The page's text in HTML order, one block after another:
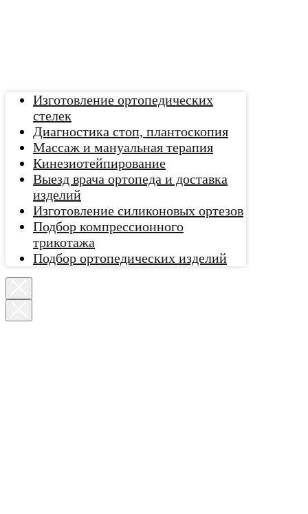
Изготовление ортопедических
стелек
Диагностика стоп, плантоскопия
Массаж и мануальная терапия
Кинезиотейпирование
Выезд врача ортопеда и доставка
изделий
Изготовление силиконовых ортезов
Подбор компрессионного
трикотажа
Подбор ортопедических изделий